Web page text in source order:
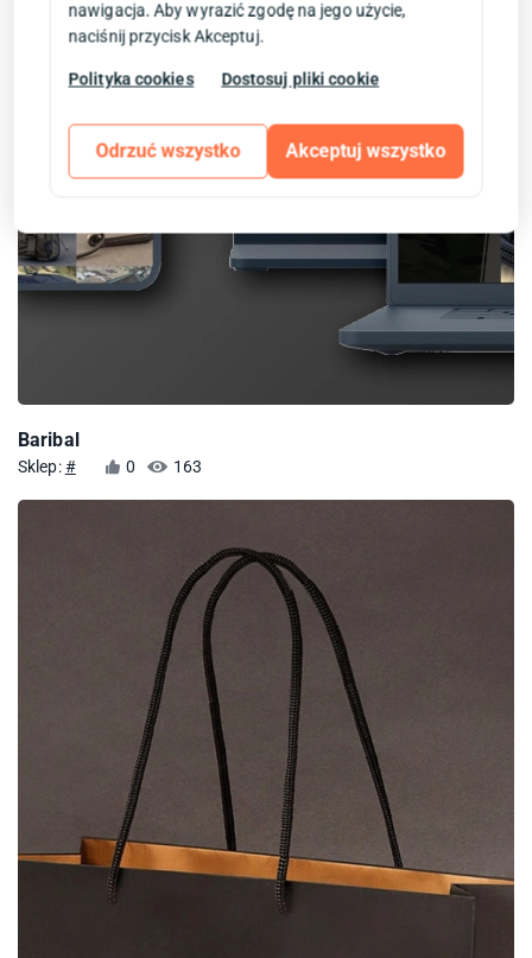
Baribal
Sklep:# 0 163
nawigacja. Aby wyrazić zgodę na jego użycie,
naciśnij przycisk Akceptuj.
Polityka cookies Dostosuj pliki cookie
Odrzuć wszystko Akceptuj wszystko